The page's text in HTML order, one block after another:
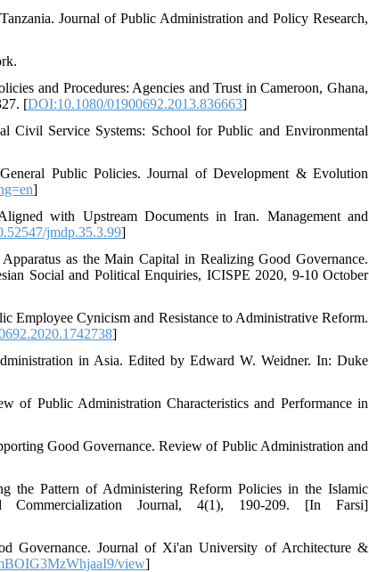
Journal of Public Administration and Policy Research,
and Procedures: Agencies and Trust in Cameroon, Ghana,
[DOI:10.1080/01900692.2013.836663]
Civil Service Systems: School for Public and Environmental
Public Policies. Journal of Development & Evolution
]
with Upstream Documents in Iran. Management and
jmdp.35.3.99]
as the Main Capital in Realizing Good Governance.
Social and Political Enquiries, ICISPE 2020, 9-10 October
Employee Cynicism and Resistance to Administrative Reform.
]
in Asia. Edited by Edward W. Weidner. In: Duke
of Public Administration Characteristics and Performance in
Good Governance. Review of Public Administration and
the Pattern of Administering Reform Policies in the Islamic
Journal, 4(1), 190-209. [In Farsi]
Governance. Journal of Xi'an University of Architecture &
view]